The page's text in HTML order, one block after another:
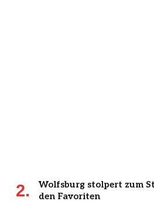
Wolfsburg stolpert zum
den Favoriten